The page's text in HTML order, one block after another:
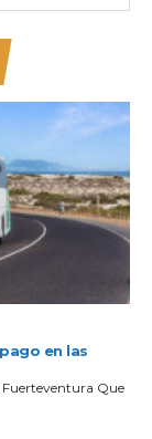
en las
Que